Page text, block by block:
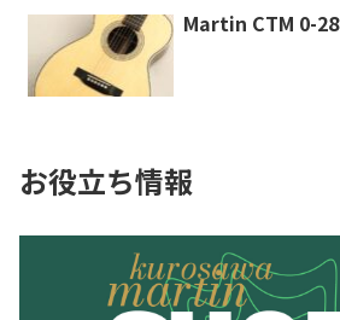
Martin CTM 0-28
お役立ち情報